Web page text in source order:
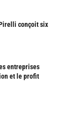
conçoit six
entreprises
et le profit